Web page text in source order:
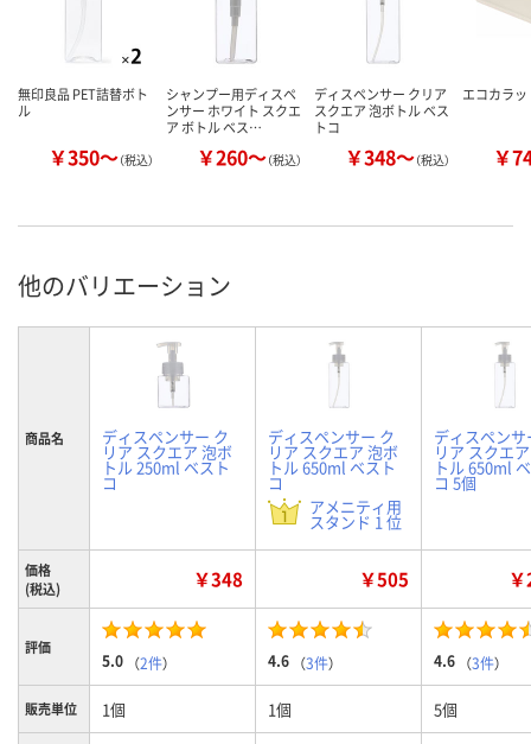
無印良品 PET詰替ボト
ル
￥350～（税込）
シャンプー用ディスペ
ンサー ホワイト スクエ
ア ボトル ベス…
￥260～（税込）
ディスペンサー クリア
スクエア 泡ボトル ベス
トコ
￥348～（税込）
エコカラ
￥
他のバリエーション
商品名 ディスペンサー ク
リア スクエア 泡ボ
トル 250ml ベスト
コ
ディスペンサー ク
リア スクエア 泡ボ
トル 650ml ベスト
コ
アメニティ用
スタンド 1 位
ディスペンサ
リア スクエ
トル 650ml
コ 5個
価格
(税込)
￥348 ￥505
評価
5.0 （2件） 4.6 （3件） 4.6 （3件）
販売単位 1個 1個 5個